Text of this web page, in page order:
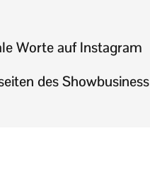
Worte auf Instagram
des Showbusiness